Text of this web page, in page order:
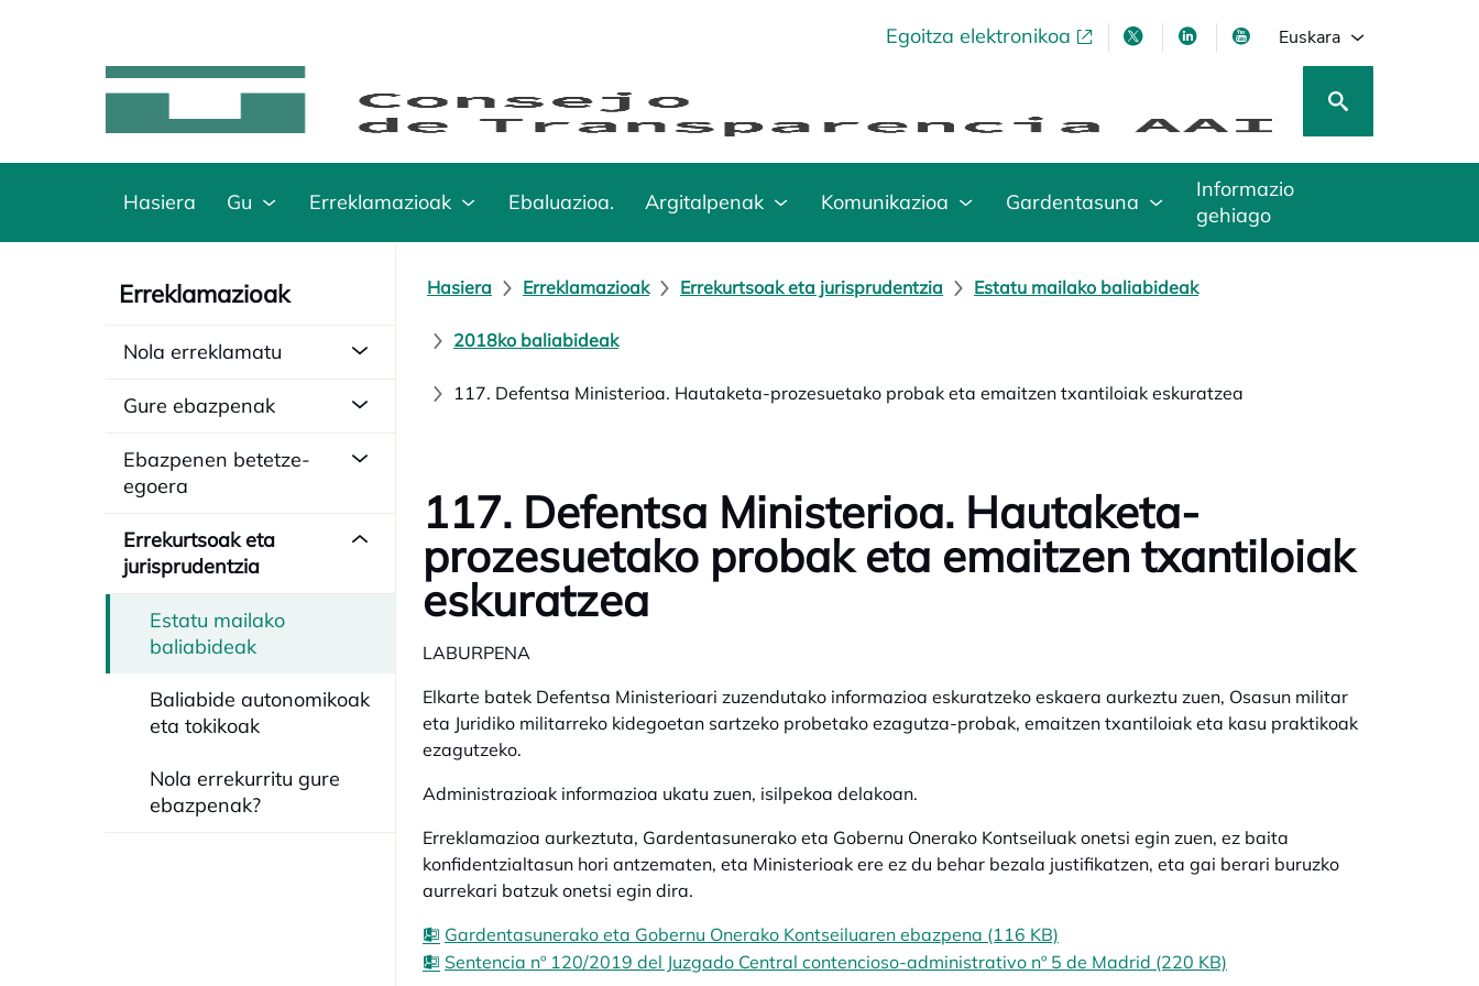
Egoitza elektronikoaopens in a new tabopens in a new tab
opens in a new tab
opens in a new tab
Euskara
Hasiera Gu Erreklamazioak Ebaluazioa. Argitalpenak Komunikazioa Gardentasuna
Informazio
gehiago
Erreklamazioak
Nola erreklamatu
Gure ebazpenak
Ebazpenen betetze-
egoera
Errekurtsoak eta
jurisprudentzia
Estatu mailako
baliabideak
Baliabide autonomikoak
eta tokikoak
Nola errekurritu gure
ebazpenak?
Hasiera Erreklamazioak Errekurtsoak eta jurisprudentzia Estatu mailako baliabideak
2018ko baliabideak
117. Defentsa Ministerioa. Hautaketa-prozesuetako probak eta emaitzen txantiloiak eskuratzea
117. Defentsa Ministerioa. Hautaketa-
prozesuetako probak eta emaitzen txantiloiak
eskuratzea
LABURPENA
Elkarte batek Defentsa Ministerioari zuzendutako informazioa eskuratzeko eskaera aurkeztu zuen, Osasun militar
eta Juridiko militarreko kidegoetan sartzeko probetako ezagutza-probak, emaitzen txantiloiak eta kasu praktikoak
ezagutzeko.
Administrazioak informazioa ukatu zuen, isilpekoa delakoan.
Erreklamazioa aurkeztuta, Gardentasunerako eta Gobernu Onerako Kontseiluak onetsi egin zuen, ez baita
konfidentzialtasun hori antzematen, eta Ministerioak ere ez du behar bezala justifikatzen, eta gai berari buruzko
aurrekari batzuk onetsi egin dira.
Gardentasunerako eta Gobernu Onerako Kontseiluaren ebazpena (116 KB)
Sentencia nº 120/2019 del Juzgado Central contencioso-administrativo nº 5 de Madrid (220 KB)